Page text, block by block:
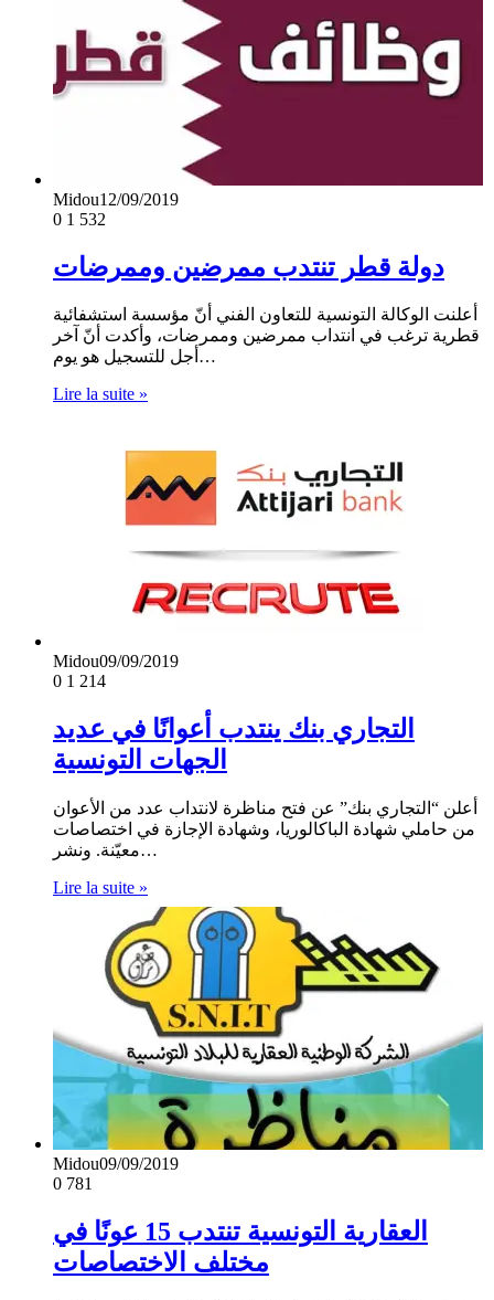
Midou12/09/2019
0 1 532
دولة قطر تنتدب ممرضين وممرضات
أعلنت الوكالة التونسية للتعاون الفني أنّ مؤسسة استشفائية
قطرية ترغب في انتداب ممرضين وممرضات، وأكدت أنّ آخر
أجل للتسجيل هو يوم…
Lire la suite »
Midou09/09/2019
0 1 214
التجاري بنك ينتدب أعوانًا في عديد
الجهات التونسية
أعلن “التجاري بنك” عن فتح مناظرة لانتداب عدد من الأعوان
من حاملي شهادة الباكالوريا، وشهادة الإجازة في اختصاصات
معيّنة. ونشر…
Lire la suite »
Midou09/09/2019
0 781
العقارية التونسية تنتدب 15 عونًا في
مختلف الاختصاصات